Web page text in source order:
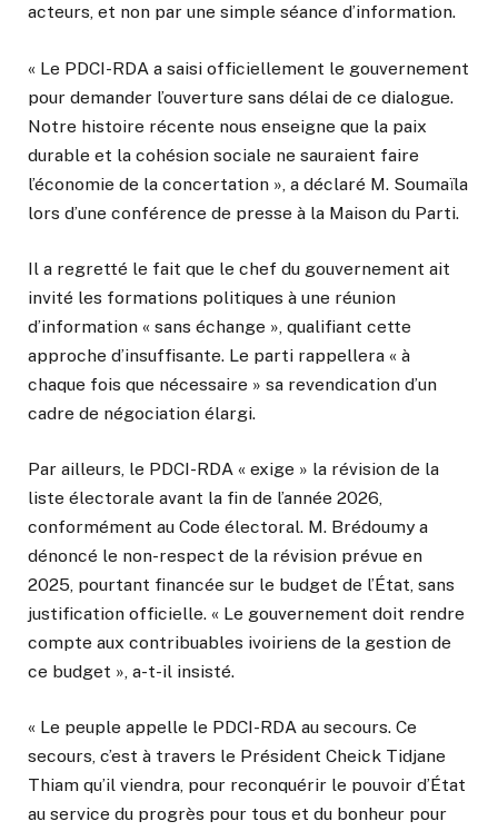
acteurs, et non par une simple séance d’information.
« Le PDCI-RDA a saisi officiellement le gouvernement
pour demander l’ouverture sans délai de ce dialogue.
Notre histoire récente nous enseigne que la paix
durable et la cohésion sociale ne sauraient faire
l’économie de la concertation », a déclaré M. Soumaïla
lors d’une conférence de presse à la Maison du Parti.
Il a regretté le fait que le chef du gouvernement ait
invité les formations politiques à une réunion
d’information « sans échange », qualifiant cette
approche d’insuffisante. Le parti rappellera « à
chaque fois que nécessaire » sa revendication d’un
cadre de négociation élargi.
Par ailleurs, le PDCI-RDA « exige » la révision de la
liste électorale avant la fin de l’année 2026,
conformément au Code électoral. M. Brédoumy a
dénoncé le non-respect de la révision prévue en
2025, pourtant financée sur le budget de l’État, sans
justification officielle. « Le gouvernement doit rendre
compte aux contribuables ivoiriens de la gestion de
ce budget », a-t-il insisté.
« Le peuple appelle le PDCI-RDA au secours. Ce
secours, c’est à travers le Président Cheick Tidjane
Thiam qu’il viendra, pour reconquérir le pouvoir d’État
au service du progrès pour tous et du bonheur pour